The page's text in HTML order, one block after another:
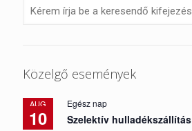
Közelgő események
AUG
10
Egész nap
Szelektív hulladékszállítás